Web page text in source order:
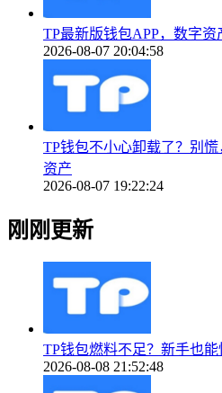
TP最新版钱包APP，数字
2026-08-07 20:04:58
TP钱包不小心卸载了？别
资产
2026-08-07 19:22:24
刚刚更新
TP钱包燃料不足？新手也
2026-08-08 21:52:48